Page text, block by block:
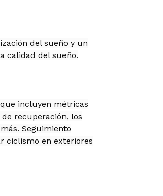
del sueño y un
calidad del sueño.
incluyen métricas
recuperación, los
Seguimiento
ciclismo en exteriores